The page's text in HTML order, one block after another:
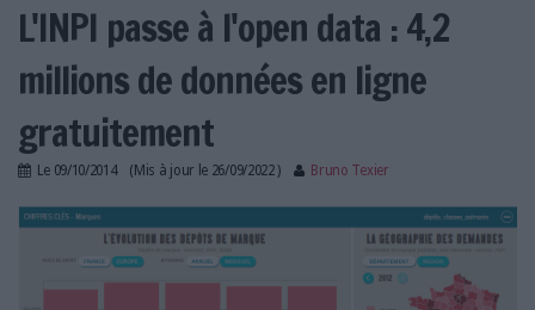
LES DOSSIERS
LES NEWSLETTERS
LE MAGAZINE
LES GUIDES PRATIQUES
LES BASES DE DONNÉES
L'ESPACE EMPLOI
L'INPI passe à l'open data : 4,2
millions de données en ligne
gratuitement
Le 09/10/2014 (Mis à jour le 26/09/2022) Bruno Texier
inpi.png